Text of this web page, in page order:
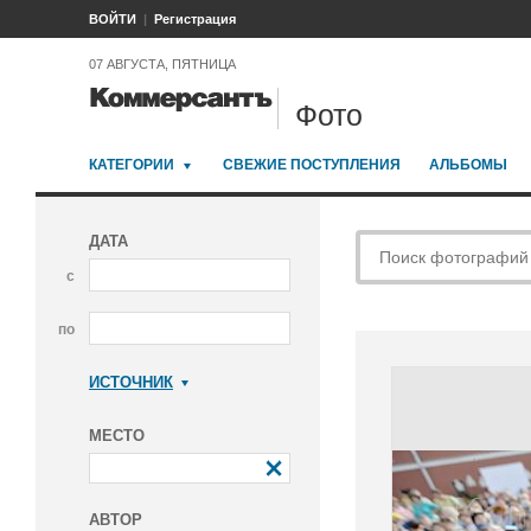
ВОЙТИ Регистрация
07 АВГУСТА, ПЯТНИЦА
Фото
КАТЕГОРИИ СВЕЖИЕ ПОСТУПЛЕНИЯ АЛЬБОМЫ
ДАТА
с
по
ИСТОЧНИК
МЕСТО
АВТОР